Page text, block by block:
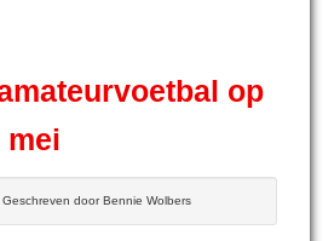
op
mei
door Bennie Wolbers